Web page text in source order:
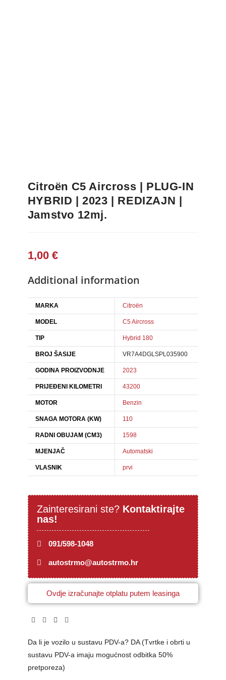
Citroën C5 Aircross | PLUG-IN
HYBRID | 2023 | REDIZAJN |
Jamstvo 12mj.
1,00 €
Additional information
MARKA Citroën
MODEL C5 Aircross
TIP Hybrid 180
BROJ ŠASIJE VR7A4DGLSPL035900
GODINA PROIZVODNJE 2023
PRIJEĐENI KILOMETRI 43200
MOTOR Benzin
SNAGA MOTORA (KW) 110
RADNI OBUJAM (CM3) 1598
MJENJAČ Automatski
VLASNIK prvi
Zainteresirani ste? Kontaktirajte
nas!
091/598-1048
autostrmo@autostrmo.hr
Ovdje izračunajte otplatu putem leasinga
Da li je vozilo u sustavu PDV-a? DA (Tvrtke i obrti u
sustavu PDV-a imaju mogućnost odbitka 50%
pretporeza)